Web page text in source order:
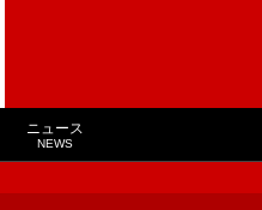
ニュース
NEWS